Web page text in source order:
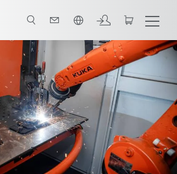
Todos os parceiros do sistema